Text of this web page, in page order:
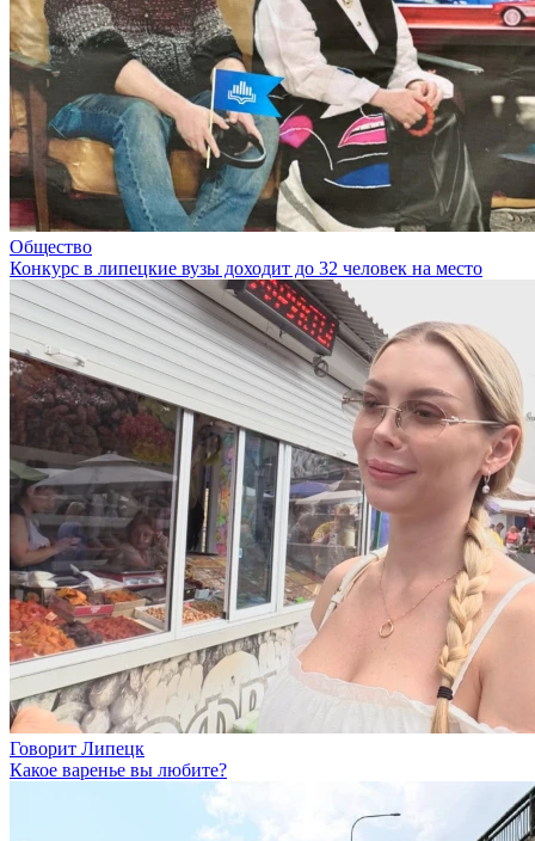
Общество
Конкурс в липецкие вузы доходит до 32 человек на место
Говорит Липецк
Какое варенье вы любите?